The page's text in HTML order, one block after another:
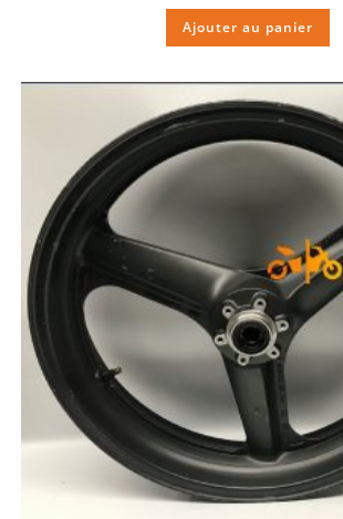
Ajouter au panier